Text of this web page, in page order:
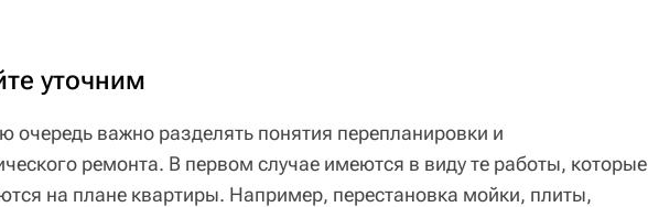
уточним
очередь важно разделять понятия перепланировки и
ремонта. В первом случае имеются в виду те работы, которые
на плане квартиры. Например, перестановка мойки, плиты,